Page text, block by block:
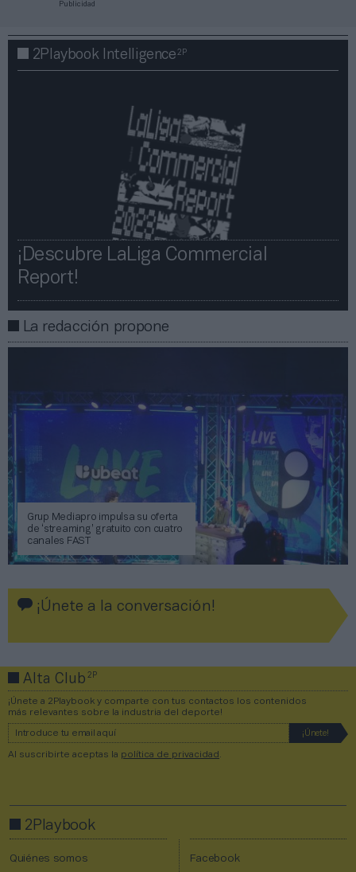
Publicidad
2Playbook Intelligence2P
¡Descubre LaLiga Commercial
Report!​​
La redacción propone
Grup Mediapro impulsa su oferta
de ‘streaming’ gratuito con cuatro
canales FAST
¡Únete a la conversación!
Alta Club2P
¡Únete a 2Playbook y comparte con tus contactos los contenidos
más relevantes sobre la industria del deporte!
Al suscribirte aceptas la política de privacidad
2Playbook
Quiénes somos Facebook